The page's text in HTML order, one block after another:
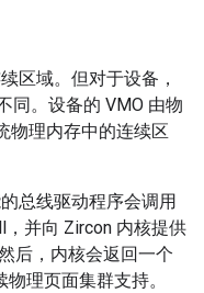
区域。但对于设备，
同。设备的 VMO 由物
物理内存中的连续区
总线驱动程序会调用
，并向 Zircon 内核提供
后，内核会返回一个
理页面集群支持。